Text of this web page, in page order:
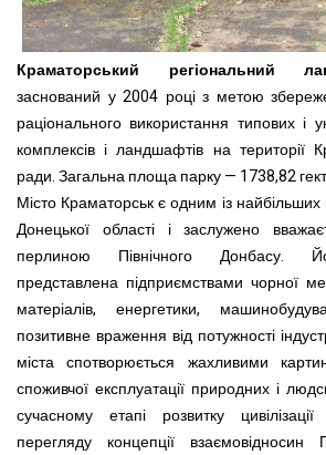
Краматорський регіональний
заснований у 2004 році з метою
раціонального використання типових і
комплексів і ландшафтів на території
ради. Загальна площа парку — 1738,82
Місто Краматорськ є одним із
Донецької області і заслужено
перлиною Північного Донбасу.
представлена підприємствами чорної
матеріалів, енергетики,
позитивне враження від потужності
міста спотворюється жахливими
споживчої експлуатації природних і
сучасному етапі розвитку
перегляду концепції